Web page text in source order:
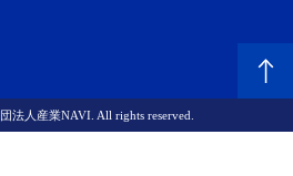
法人産業NAVI. All rights reserved.